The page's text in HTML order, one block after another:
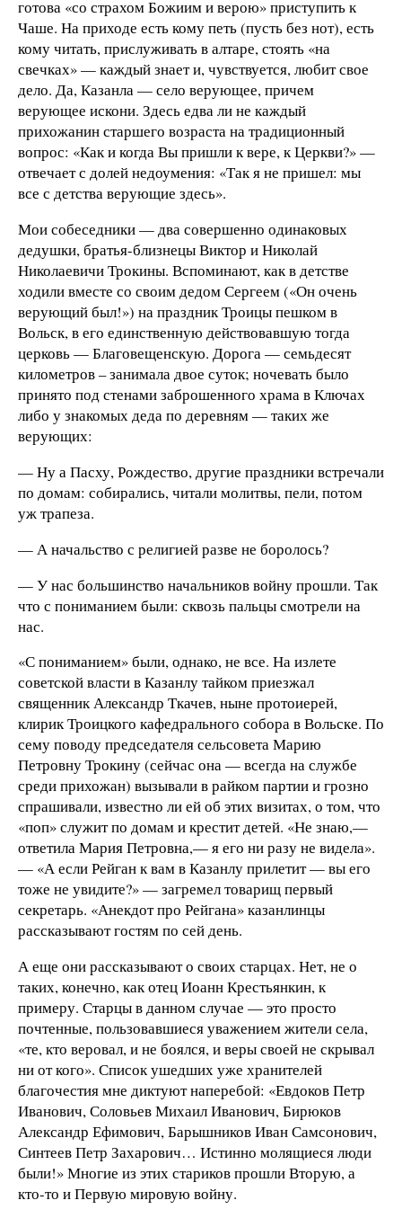
готова «со страхом Божиим и верою» приступить к
Чаше. На приходе есть кому петь (пусть без нот), есть
кому читать, прислуживать в алтаре, стоять «на
свечках» — каждый знает и, чувствуется, любит свое
дело. Да, Казанла — село верующее, причем
верующее искони. Здесь едва ли не каждый
прихожанин старшего возраста на традиционный
вопрос: «Как и когда Вы пришли к вере, к Церкви?» —
отвечает с долей недоумения: «Так я не пришел: мы
все с детства верующие здесь».
Мои собеседники — два совершенно одинаковых
дедушки, братья-близнецы Виктор и Николай
Николаевичи Трокины. Вспоминают, как в детстве
ходили вместе со своим дедом Сергеем («Он очень
верующий был!») на праздник Троицы пешком в
Вольск, в его единственную действовавшую тогда
церковь — Благовещенскую. Дорога — семьдесят
километров – занимала двое суток; ночевать было
принято под стенами заброшенного храма в Ключах
либо у знакомых деда по деревням — таких же
верующих:
— Ну а Пасху, Рождество, другие праздники встречали
по домам: собирались, читали молитвы, пели, потом
уж трапеза.
— А начальство с религией разве не боролось?
— У нас большинство начальников войну прошли. Так
что с пониманием были: сквозь пальцы смотрели на
нас.
«С пониманием» были, однако, не все. На излете
советской власти в Казанлу тайком приезжал
священник Александр Ткачев, ныне протоиерей,
клирик Троицкого кафедрального собора в Вольске. По
сему поводу председателя сельсовета Марию
Петровну Трокину (сейчас она — всегда на службе
среди прихожан) вызывали в райком партии и грозно
спрашивали, известно ли ей об этих визитах, о том, что
«поп» служит по домам и крестит детей. «Не знаю,—
ответила Мария Петровна,— я его ни разу не видела».
— «А если Рейган к вам в Казанлу прилетит — вы его
тоже не увидите?» — загремел товарищ первый
секретарь. «Анекдот про Рейгана» казанлинцы
рассказывают гостям по сей день.
А еще они рассказывают о своих старцах. Нет, не о
таких, конечно, как отец Иоанн Крестьянкин, к
примеру. Старцы в данном случае — это просто
почтенные, пользовавшиеся уважением жители села,
«те, кто веровал, и не боялся, и веры своей не скрывал
ни от кого». Список ушедших уже хранителей
благочестия мне диктуют наперебой: «Евдоков Петр
Иванович, Соловьев Михаил Иванович, Бирюков
Александр Ефимович, Барышников Иван Самсонович,
Синтеев Петр Захарович… Истинно молящиеся люди
были!» Многие из этих стариков прошли Вторую, а
кто-то и Первую мировую войну.